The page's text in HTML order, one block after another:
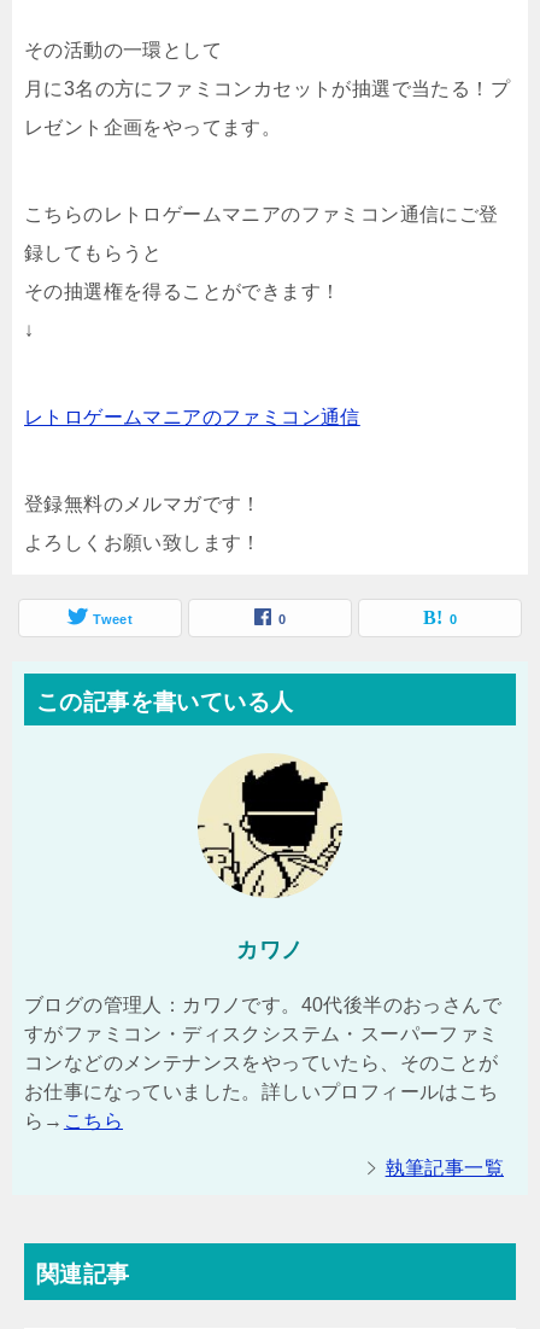
その活動の一環として
月に3名の方にファミコンカセットが抽選で当たる！プ
レゼント企画をやってます。
こちらのレトロゲームマニアのファミコン通信にご登
録してもらうと
その抽選権を得ることができます！
↓
レトロゲームマニアのファミコン通信
登録無料のメルマガです！
よろしくお願い致します！
Tweet 0 0
この記事を書いている人
カワノ
ブログの管理人：カワノです。40代後半のおっさんで
すがファミコン・ディスクシステム・スーパーファミ
コンなどのメンテナンスをやっていたら、そのことが
お仕事になっていました。詳しいプロフィールはこち
ら→ こちら
執筆記事一覧
関連記事